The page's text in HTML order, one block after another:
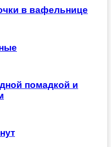
в вафельнице
помадкой и